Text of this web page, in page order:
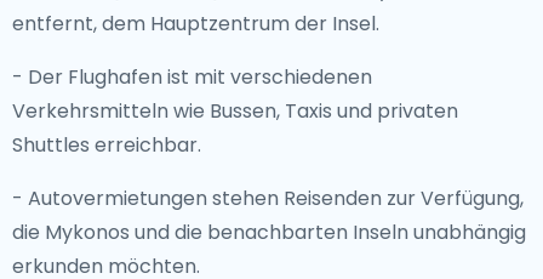
entfernt, dem Hauptzentrum der Insel.
- Der Flughafen ist mit verschiedenen
Verkehrsmitteln wie Bussen, Taxis und privaten
Shuttles erreichbar.
- Autovermietungen stehen Reisenden zur Verfügung,
die Mykonos und die benachbarten Inseln unabhängig
erkunden möchten.